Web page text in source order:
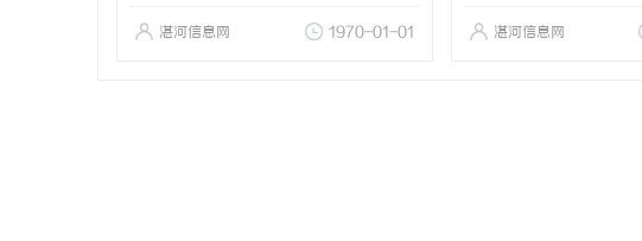
湛河信息网 1970-01-01 湛河信息网